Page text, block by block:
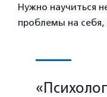
Нужно научиться
проблемы на себя,